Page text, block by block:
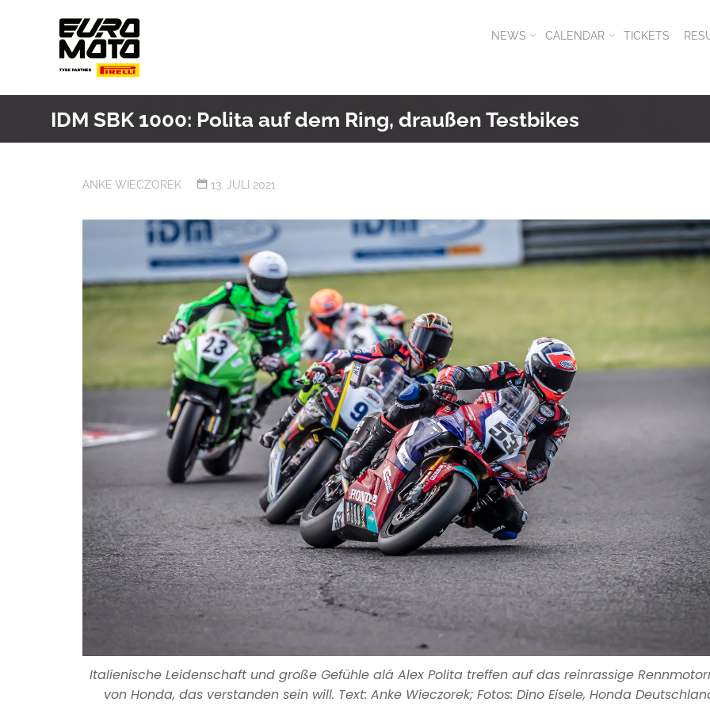
NEWS CALENDAR TICKETS
IDM SBK 1000: Polita auf dem Ring, draußen Testbikes
ANKE WIECZOREK 13. JULI 2021
Italienische Leidenschaft und große Gefühle alá Alex Polita treffen auf das reinrassige
von Honda, das verstanden sein will. Text: Anke Wieczorek; Fotos: Dino Eisele, Honda